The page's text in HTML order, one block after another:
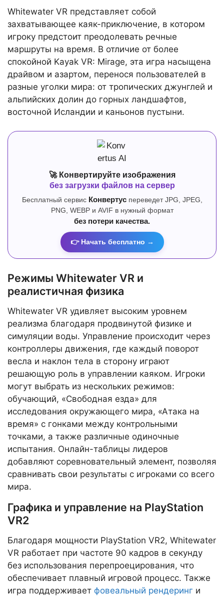
Whitewater VR представляет собой
захватывающее каяк-приключение, в котором
игроку предстоит преодолевать речные
маршруты на время. В отличие от более
спокойной Kayak VR: Mirage, эта игра насыщена
драйвом и азартом, перенося пользователей в
разные уголки мира: от тропических джунглей и
альпийских долин до горных ландшафтов,
восточной Исландии и каньонов пустыни.
🚀 Конвертируйте изображения
без загрузки файлов на сервер
Бесплатный сервис Конвертуспереведет JPG, JPEG,
PNG, WEBP и AVIF в нужный формат
без потери качества.
👉 Начать бесплатно →
Режимы Whitewater VR и
реалистичная физика
Whitewater VR удивляет высоким уровнем
реализма благодаря продвинутой физике и
симуляции воды. Управление происходит через
контроллеры движения, где каждый поворот
весла и наклон тела в сторону играют
решающую роль в управлении каяком. Игроки
могут выбрать из нескольких режимов:
обучающий, «Свободная езда» для
исследования окружающего мира, «Атака на
время» с гонками между контрольными
точками, а также различные одиночные
испытания. Онлайн-таблицы лидеров
добавляют соревновательный элемент, позволяя
сравнивать свои результаты с игроками со всего
мира.
Графика и управление на PlayStation
VR2
Благодаря мощности PlayStation VR2, Whitewater
VR работает при частоте 90 кадров в секунду
без использования перепроецирования, что
обеспечивает плавный игровой процесс. Также
игра поддерживает фовеальный рендеринг и